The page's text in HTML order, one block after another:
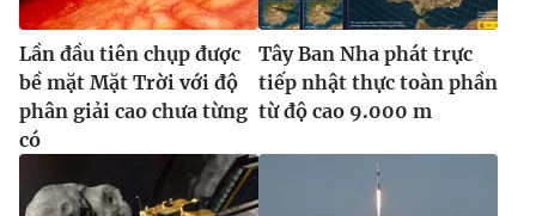
Lần đầu tiên chụp được
bề mặt Mặt Trời với độ
phân giải cao chưa từng
có
Tây Ban Nha phát trực
tiếp nhật thực toàn phần
từ độ cao 9.000 m